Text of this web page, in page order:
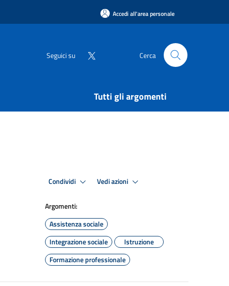
Accedi all'area personale
Seguici su Cerca
Tutti gli argomenti
Condividi Vedi azioni
Argomenti:
Assistenza sociale
Integrazione sociale
Istruzione
Formazione professionale